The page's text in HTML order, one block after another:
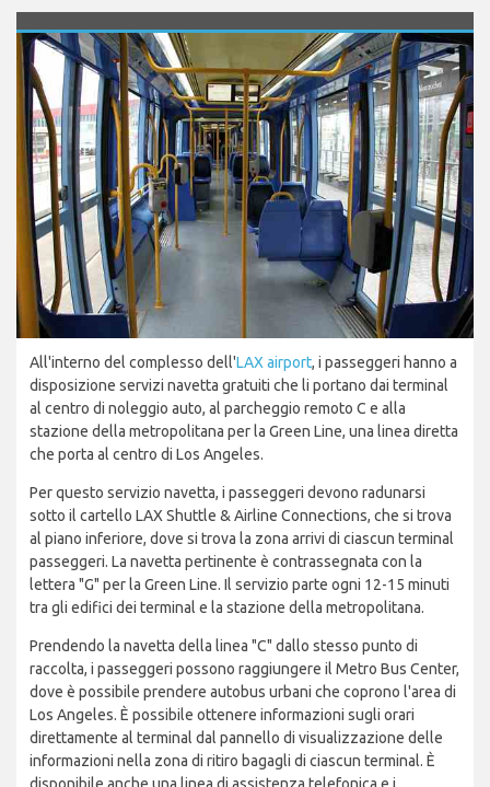
All'interno del complesso dell'LAX airport, i passeggeri hanno a
disposizione servizi navetta gratuiti che li portano dai terminal
al centro di noleggio auto, al parcheggio remoto C e alla
stazione della metropolitana per la Green Line, una linea diretta
che porta al centro di Los Angeles.
Per questo servizio navetta, i passeggeri devono radunarsi
sotto il cartello LAX Shuttle & Airline Connections, che si trova
al piano inferiore, dove si trova la zona arrivi di ciascun terminal
passeggeri. La navetta pertinente è contrassegnata con la
lettera "G" per la Green Line. Il servizio parte ogni 12-15 minuti
tra gli edifici dei terminal e la stazione della metropolitana.
Prendendo la navetta della linea "C" dallo stesso punto di
raccolta, i passeggeri possono raggiungere il Metro Bus Center,
dove è possibile prendere autobus urbani che coprono l'area di
Los Angeles. È possibile ottenere informazioni sugli orari
direttamente al terminal dal pannello di visualizzazione delle
informazioni nella zona di ritiro bagagli di ciascun terminal. È